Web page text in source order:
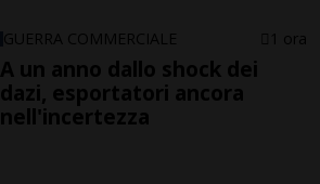
GUERRA COMMERCIALE 1 ora
A un anno dallo shock dei
dazi, esportatori ancora
nell'incertezza